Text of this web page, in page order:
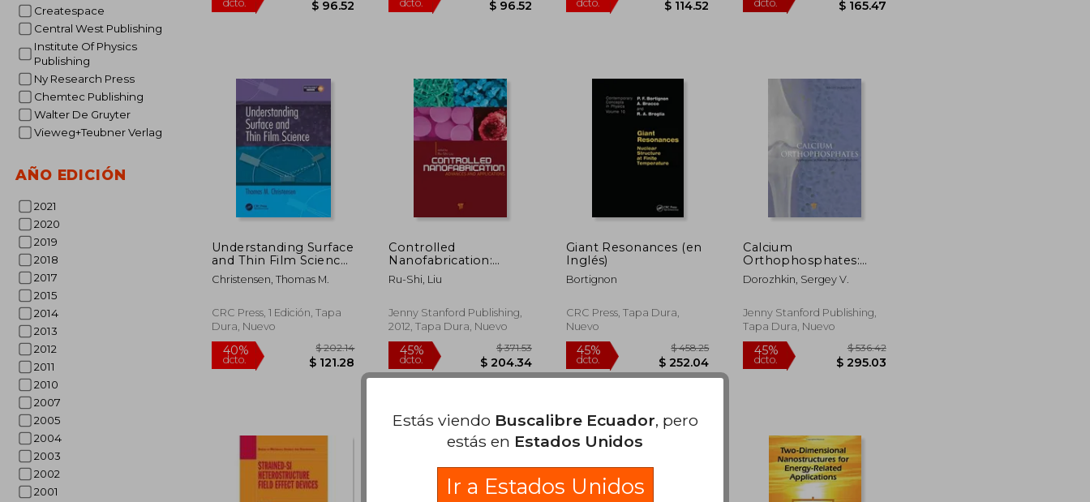
Createspace
Central West Publishing
Institute Of Physics
Publishing
Ny Research Press
Chemtec Publishing
Walter De Gruyter
Vieweg+Teubner Verlag
AÑO EDICIÓN
2021
2020
2019
2018
2017
2015
2014
2013
2012
2011
2010
2007
2005
2004
2003
2002
2001
40%
dcto.
40%
dcto.
40%
dcto.
$ 190.86
$ 114.52 dcto.
Understanding Surface
and Thin Film Science
(en Inglés)
Christensen, Thomas M.
CRC Press, 1 Edición, Tapa
Dura, Nuevo
Controlled
Nanofabrication:
Advances and
Applications (en
Ru-Shi, Liu
Jenny Stanford Publishing,
2012, Tapa Dura, Nuevo
Giant Resonances (en
Inglés)
Bortignon
CRC Press, Tapa Dura,
Nuevo
Calcium
Orthophosphates:
Applications in Nature,
Biology, and Medicine
Dorozhkin, Sergey V.
Jenny Stanford Publishing,
Tapa Dura, Nuevo
Estás viendo Buscalibre Ecuador, pero
estás en Estados Unidos
Ir a Estados Unidos